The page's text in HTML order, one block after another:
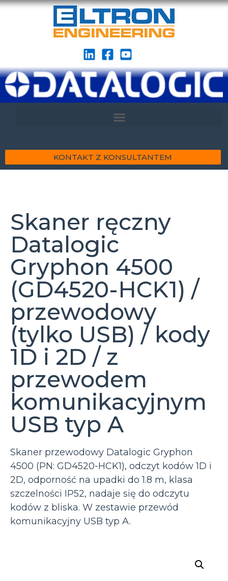
KONTAKT Z KONSULTANTEM
Skaner ręczny
Datalogic
Gryphon 4500
(GD4520-HCK1) /
przewodowy
(tylko USB) / kody
1D i 2D / z
przewodem
komunikacyjnym
USB typ A
Skaner przewodowy Datalogic Gryphon
4500 (PN: GD4520-HCK1), odczyt kodów 1D i
2D, odporność na upadki do 1.8 m, klasa
szczelności IP52, nadaje się do odczytu
kodów z bliska. W zestawie przewód
komunikacyjny USB typ A.